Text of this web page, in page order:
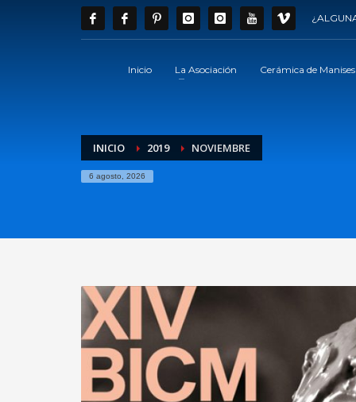
Inicio La Asociación Cerámica de Manises
INICIO 2019 NOVIEMBRE
6 agosto, 2026